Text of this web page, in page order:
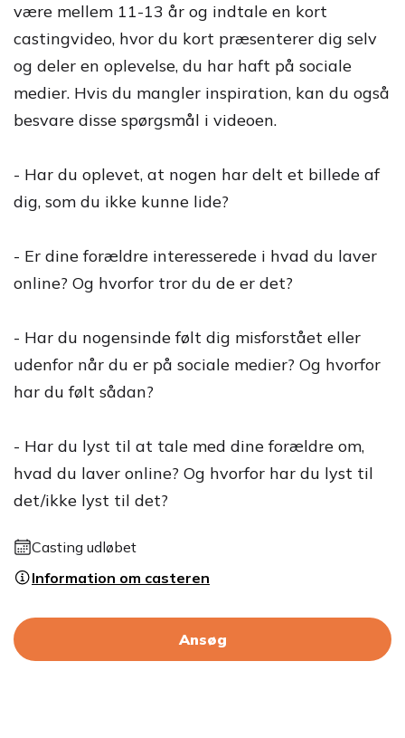
være mellem 11-13 år og indtale en kort
castingvideo, hvor du kort præsenterer dig selv
og deler en oplevelse, du har haft på sociale
medier. Hvis du mangler inspiration, kan du også
besvare disse spørgsmål i videoen.
- Har du oplevet, at nogen har delt et billede af
dig, som du ikke kunne lide?
- Er dine forældre interesserede i hvad du laver
online? Og hvorfor tror du de er det?
- Har du nogensinde følt dig misforstået eller
udenfor når du er på sociale medier? Og hvorfor
har du følt sådan?
- Har du lyst til at tale med dine forældre om,
hvad du laver online? Og hvorfor har du lyst til
det/ikke lyst til det?
Casting udløbet
Information om casteren
Ansøg